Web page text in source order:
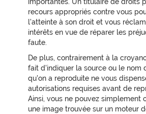
recours appropriés contre vous
l'atteinte à son droit et vous
intérêts en vue de réparer les
faute.
De plus, contrairement à la
fait d'indiquer la source ou le
qu'on a reproduite ne vous
autorisations requises avant de
Ainsi, vous ne pouvez simplement
une image trouvée sur un moteur